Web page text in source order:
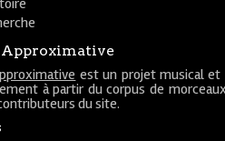
Approximative
est un projet musical et
à partir du corpus de
du site.